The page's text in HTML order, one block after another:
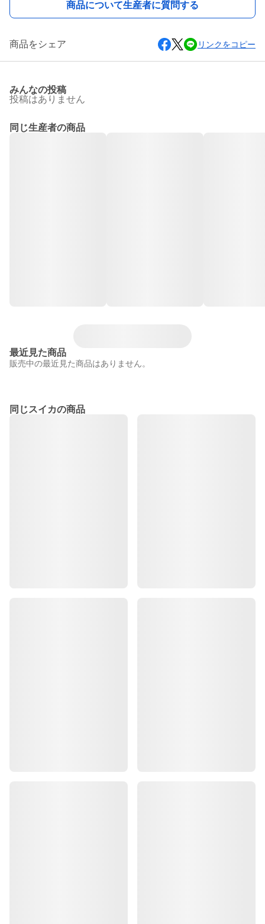
商品について生産者に質問する
商品をシェア リンクをコピー
みんなの投稿
投稿はありません
同じ生産者の商品
最近見た商品
販売中の最近見た商品はありません。
同じスイカの商品